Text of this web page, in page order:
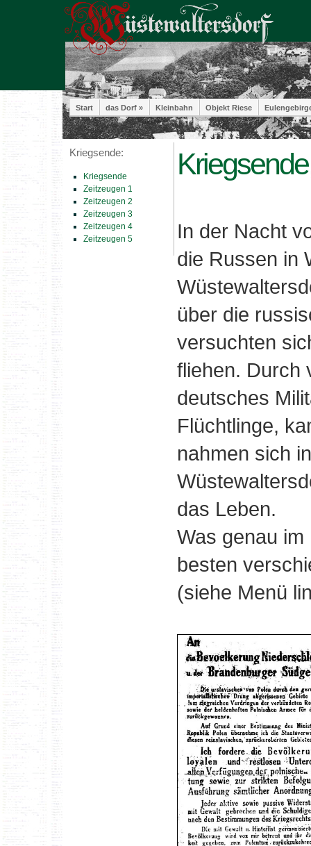
Start das Dorf » Kleinbahn Objekt Riese
Kriegsende:
Kriegsende
Zeitzeugen 1
Zeitzeugen 2
Zeitzeugen 3
Zeitzeugen 4
Zeitzeugen 5
In der Nacht
die Russen in
über die
versuchten
fliehen. Durch
deutsches
Flüchtlinge,
nahmen sich
das Leben.
Was genau
besten
(siehe Menü